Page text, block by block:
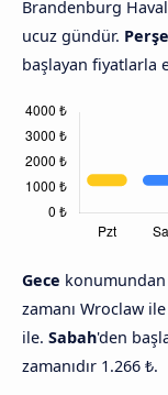
Brandenburg
ucuz gündür.
başlayan fiyatlarla
Gece
zamanı Wroclaw
ile. Sabah'den
zamanıdır 1.266 ₺.